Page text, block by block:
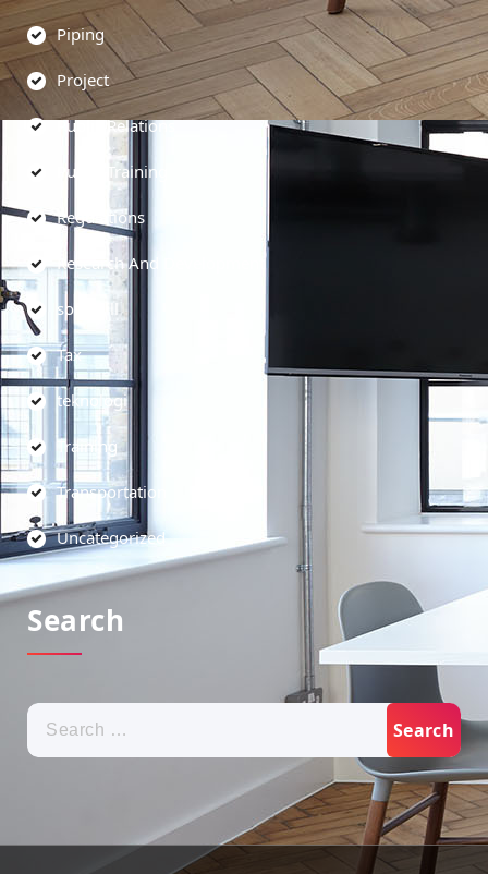
Piping
Project
Public Relations
Public Training
Regulations
Research And Development
soft skill
Tax
teknologi
Training
Transportation
Uncategorized
Search
Search
for: